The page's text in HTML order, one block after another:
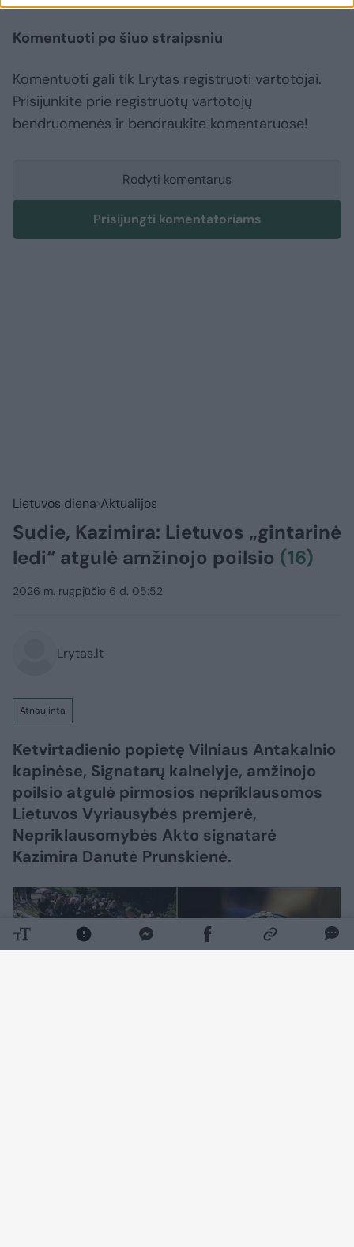
Komentuoti po šiuo straipsniu
Komentuoti gali tik Lrytas registruoti vartotojai.
Prisijunkite prie registruotų vartotojų
bendruomenės ir bendraukite komentaruose!
Rodyti komentarus
Prisijungti komentatoriams
Lietuvos diena Aktualijos
Sudie, Kazimira: Lietuvos „gintarinė
ledi“ atgulė amžinojo poilsio (16)
2026 m. rugpjūčio 6 d. 05:52
Lrytas.lt
Atnaujinta
Ketvirtadienio popietę Vilniaus Antakalnio
kapinėse, Signatarų kalnelyje, amžinojo
poilsio atgulė pirmosios nepriklausomos
Lietuvos Vyriausybės premjerė,
Nepriklausomybės Akto signatarė
Kazimira Danutė Prunskienė.